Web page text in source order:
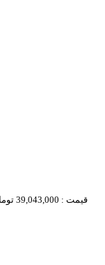
قیمت : 39,043,000 تومان